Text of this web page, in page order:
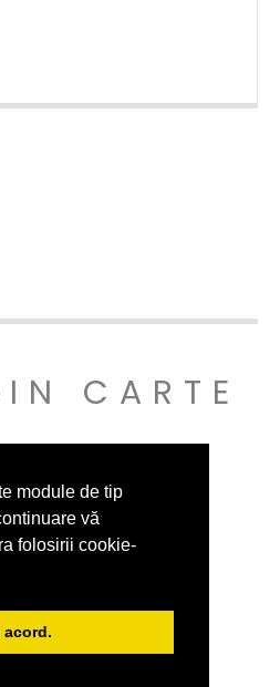
module de tip
vă
folosirii cookie-
acord.
CARTE